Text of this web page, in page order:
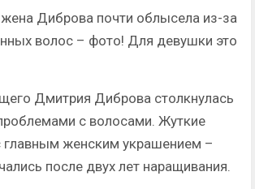
Диброва почти облысела из-за
волос – фото! Для девушки это
Дмитрия Диброва столкнулась
с волосами. Жуткие
главным женским украшением –
после двух лет наращивания.